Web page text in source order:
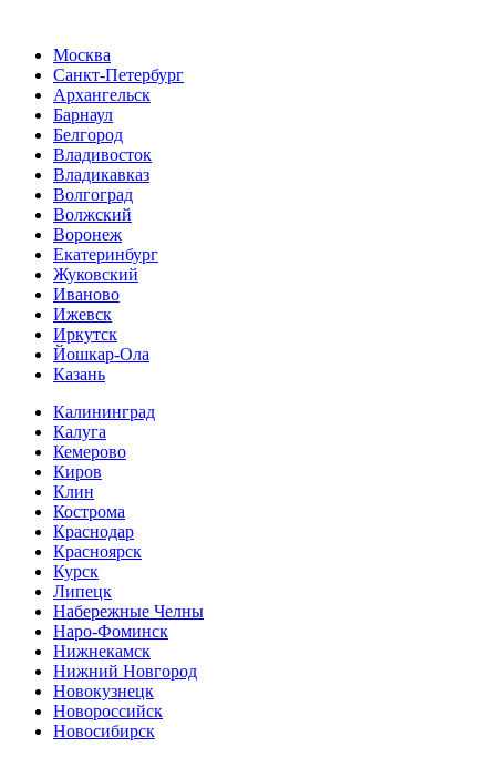
Москва
Санкт-Петербург
Архангельск
Барнаул
Белгород
Владивосток
Владикавказ
Волгоград
Волжский
Воронеж
Екатеринбург
Жуковский
Иваново
Ижевск
Иркутск
Йошкар-Ола
Казань
Калининград
Калуга
Кемерово
Киров
Клин
Кострома
Краснодар
Красноярск
Курск
Липецк
Набережные Челны
Наро-Фоминск
Нижнекамск
Нижний Новгород
Новокузнецк
Новороссийск
Новосибирск